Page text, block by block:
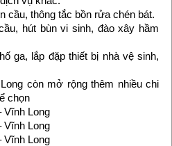
cầu, thông tắc bồn rửa chén bát.
hút bùn vi sinh, đào xây hầm
ga, lắp đặp thiết bị nhà vệ sinh,
còn mở rộng thêm nhiều chi
chọn
Vĩnh Long
Vĩnh Long
Vĩnh Long